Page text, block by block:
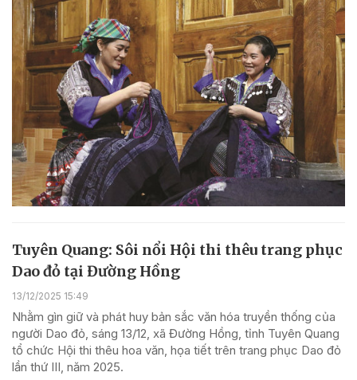
Tuyên Quang: Sôi nổi Hội thi thêu trang phục
Dao đỏ tại Đường Hồng
13/12/2025 15:49
Nhằm gìn giữ và phát huy bản sắc văn hóa truyền thống của
người Dao đỏ, sáng 13/12, xã Đường Hồng, tỉnh Tuyên Quang
tổ chức Hội thi thêu hoa văn, họa tiết trên trang phục Dao đỏ
lần thứ III, năm 2025.